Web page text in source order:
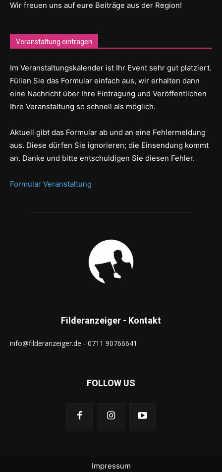
Wir freuen uns auf eure Beiträge aus der Region!
Veranstaltung eintragen
Im Veranstaltungskalender ist Ihr Event sehr gut platziert.
Füllen Sie das Formular einfach aus, wir erhalten dann
eine Nachricht über Ihre Eintragung und Veröffentlichen
Ihre Veranstaltung so schnell als möglich.
Aktuell gibt das Formular ab und an eine Fehlermeldung
aus. Diese dürfen Sie ignorieren; die Einsendung kommt
an. Danke und bitte entschuldigen Sie diesen Fehler.
Formular Veranstaltung
Filderanzeiger - Kontakt
info@filderanzeiger.de - 0711 90766641
FOLLOW US
Impressum